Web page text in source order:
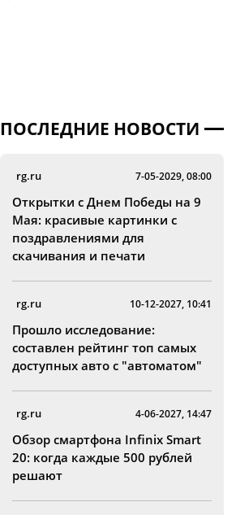
ПОСЛЕДНИЕ НОВОСТИ
rg.ru 7-05-2029, 08:00
Открытки с Днем Победы на 9
Мая: красивые картинки с
поздравлениями для
скачивания и печати
rg.ru 10-12-2027, 10:41
Прошло исследование:
составлен рейтинг топ самых
доступных авто с "автоматом"
rg.ru 4-06-2027, 14:47
Обзор смартфона Infinix Smart
20: когда каждые 500 рублей
решают